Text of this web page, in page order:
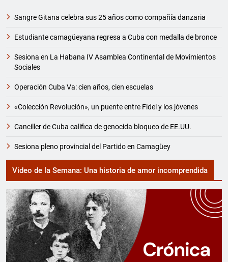
Sangre Gitana celebra sus 25 años como compañía danzaria
Estudiante camagüeyana regresa a Cuba con medalla de bronce
Sesiona en La Habana IV Asamblea Continental de Movimientos
Sociales
Operación Cuba Va: cien años, cien escuelas
«Colección Revolución», un puente entre Fidel y los jóvenes
Canciller de Cuba califica de genocida bloqueo de EE.UU.
Sesiona pleno provincial del Partido en Camagüey
Video de la Semana: Una historia de amor incomprendida